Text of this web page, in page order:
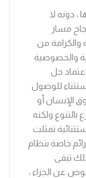
، دونه لا
مسار
والكرامة من
والخصوصية
جل
للوصول
الإنسان أو
ولكنه
تمثلت
خاصة بنظام
تبقى
عن الجزاء ،